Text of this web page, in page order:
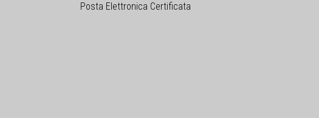
Posta Elettronica Certificata